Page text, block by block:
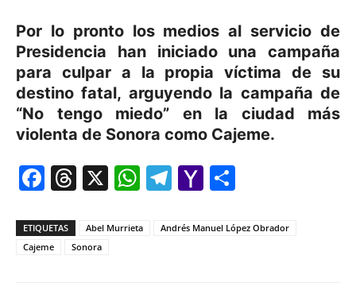
Por lo pronto los medios al servicio de
Presidencia han iniciado una campaña
para culpar a la propia víctima de su
destino fatal, arguyendo la campaña de
“No tengo miedo” en la ciudad más
violenta de Sonora como Cajeme.
Facebook
Threads
X WhatsApp
Telegram
Yahoo
ETIQUETAS Abel Murrieta
Andrés Manuel López Obrador
Cajeme
Sonora